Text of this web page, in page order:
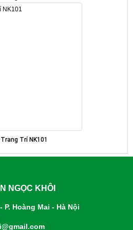
Trí NK101
LIÊN HỆ
NGỌC KHÔI
P. Hoàng Mai - Hà Nội